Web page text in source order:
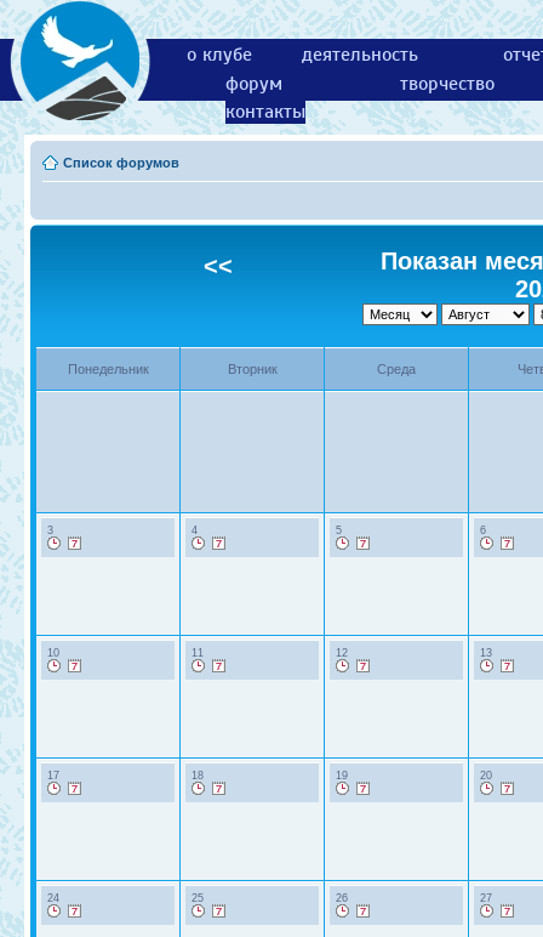
о клубе деятельность
форум
творчество
контакты
Список форумов
<<
Показан
Понедельник Вторник Среда
3 4 5 6
10 11 12 13
17 18 19 20
24 25 26 27